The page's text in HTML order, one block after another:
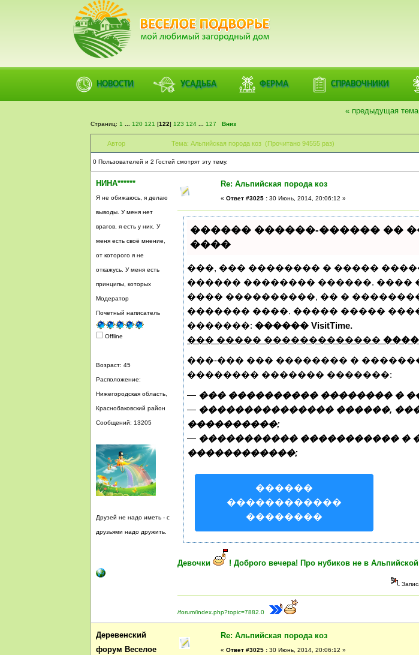
НОВОСТИ УСАДЬБА ФЕРМА СПРАВОЧНИКИ
ФОРУМ
Деревенский форум Веселое Подворье | Загородный дом Фермеры, ферма, деревня
НИНА******) >Альпийская порода коз
Страниц: 1 120 121 [122] 123 124 127 Вниз
« предыдущая тема
Автор Тема: Альпийская порода коз (Прочитано 94555 раз)
0 Пользователей и 2 Гостей смотрят эту тему.
НИНА******
Я не обижаюсь, я делаю
выводы. У меня нет
врагов, я есть у них. У
меня есть своё мнение,
от которого я не
откажусь. У меня есть
принципы, которых
Модератор
Почетный написатель
Offline
Возраст: 45
Расположение:
Нижегородская область,
Краснобаковский район
Сообщений: 13205
Друзей не надо иметь - с
друзьями надо дружить.
Re: Альпийская порода коз
« Ответ #3025 : 30 Июнь, 2014, 20:06:12 »
������ ������-������ ��
����
���, ��� �������� � �����
������ �������� ������. ����
���� ����������, �� �
������� ����. ����� �����
�������: ������ VisitTime.
��� ����� �������������
���-��� ��� �������� �
�������� ������� �������:
— ��� ���������� �������� �
— ��������������� ������,
����������;
— ����������� ����������� �
������������;
������
������������
��������
Девочки ! Доброго вечера! Про нубиков не в
/forum/index.php?topic=7882.0
Деревенский
форум Веселое
Re: Альпийская порода коз
« Ответ #3025 : 30 Июнь, 2014, 20:06:12 »